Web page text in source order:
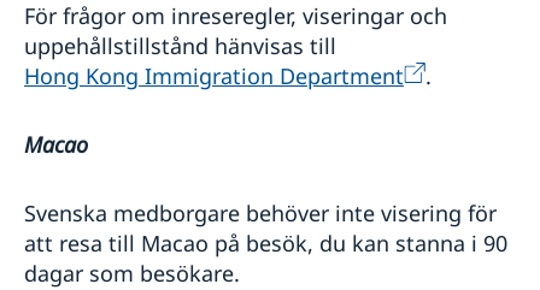
För frågor om inreseregler, viseringar och
uppehållstillstånd hänvisas till
Hong Kong Immigration Department
.
Macao
Svenska medborgare behöver inte visering för
att resa till Macao på besök, du kan stanna i 90
dagar som besökare.